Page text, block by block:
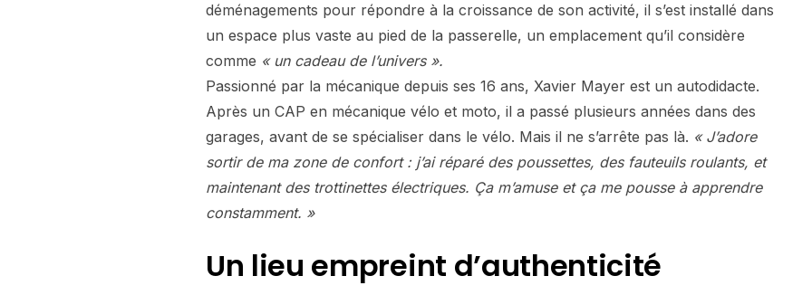
déménagements pour répondre à la croissance de son activité, il s’est installé dans
un espace plus vaste au pied de la passerelle, un emplacement qu’il considère
comme « un cadeau de l’univers ».
Passionné par la mécanique depuis ses 16 ans, Xavier Mayer est un autodidacte.
Après un CAP en mécanique vélo et moto, il a passé plusieurs années dans des
garages, avant de se spécialiser dans le vélo. Mais il ne s’arrête pas là. « J’adore
sortir de ma zone de confort : j’ai réparé des poussettes, des fauteuils roulants, et
maintenant des trottinettes électriques. Ça m’amuse et ça me pousse à apprendre
constamment. »
Un lieu empreint d’authenticité